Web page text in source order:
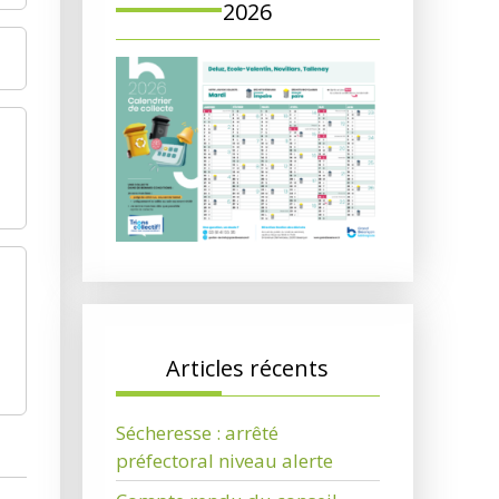
2026
Articles récents
Sécheresse : arrêté
préfectoral niveau alerte